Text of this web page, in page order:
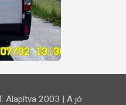
Alapítva 2003 | A jó